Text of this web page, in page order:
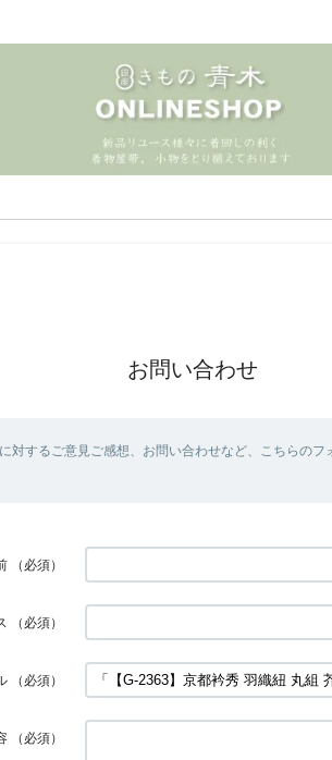
お問い合わせ
対するご意見ご感想、お問い合わせなど、こちらのフ
（必須）
（必須）
（必須）
（必須）